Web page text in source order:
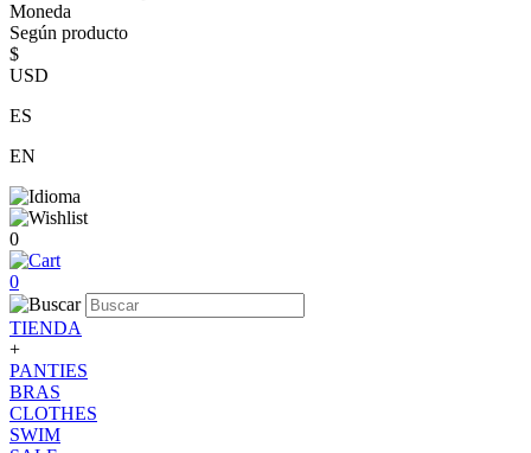
Moneda
Según producto
$
USD
ES
EN
0
0
TIENDA
+
PANTIES
BRAS
CLOTHES
SWIM